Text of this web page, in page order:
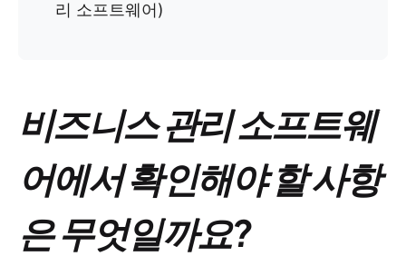
리 소프트웨어)​​​​​​​​​​​​​​​​
비즈니스 관리 소프트웨
어에서 확인해야 할 사항
은 무엇일까요?